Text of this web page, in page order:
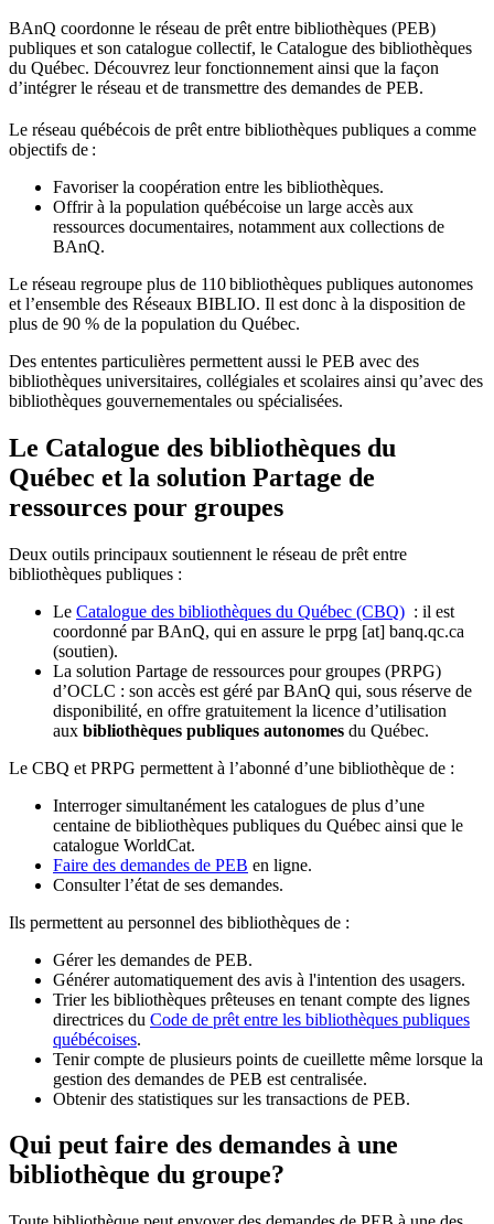
BAnQ coordonne le réseau de prêt entre bibliothèques (PEB)
publiques et son catalogue collectif, le Catalogue des bibliothèques
du Québec. Découvrez leur fonctionnement ainsi que la façon
d’intégrer le réseau et de transmettre des demandes de PEB.
Le réseau québécois de prêt entre bibliothèques publiques a comme
objectifs de :
Favoriser la coopération entre les bibliothèques.
Offrir à la population québécoise un large accès aux
ressources documentaires, notamment aux collections de
BAnQ.
Le réseau regroupe plus de 110bibliothèques publiques autonomes
et l’ensemble des Réseaux BIBLIO. Il est donc à la disposition de
plus de 90 % de la population du Québec.
Des ententes particulières permettent aussi le PEB avec des
bibliothèques universitaires, collégiales et scolaires ainsi qu’avec des
bibliothèques gouvernementales ou spécialisées.
Le Catalogue des bibliothèques du
Québec et la solution Partage de
ressources pour groupes
Deux outils principaux soutiennent le réseau de prêt entre
bibliothèques publiques :
Le Catalogue des bibliothèques du Québec (CBQ) : il est
coordonné par BAnQ, qui en assure le prpg [at] banq.qc.ca
(soutien).
La solution Partage de ressources pour groupes (PRPG)
d’OCLC : son accès est géré par BAnQ qui, sous réserve de
disponibilité, en offre gratuitement la licence d’utilisation
aux bibliothèques publiques autonomes du Québec.
Le CBQ et PRPG permettent à l’abonné d’une bibliothèque de :
Interroger simultanément les catalogues de plus d’une
centaine de bibliothèques publiques du Québec ainsi que le
catalogue WorldCat.
Faire des demandes de PEB en ligne.
Consulter l’état de ses demandes.
Ils permettent au personnel des bibliothèques de :
Gérer les demandes de PEB.
Générer automatiquement des avis à l'intention des usagers.
Trier les bibliothèques prêteuses en tenant compte des lignes
directrices du Code de prêt entre les bibliothèques publiques
québécoises.
Tenir compte de plusieurs points de cueillette même lorsque la
gestion des demandes de PEB est centralisée.
Obtenir des statistiques sur les transactions de PEB.
Qui peut faire des demandes à une
bibliothèque du groupe?